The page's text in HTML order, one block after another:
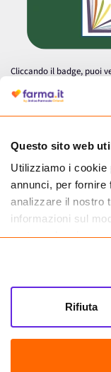
Questo sito web
Utilizziamo i cookie
annunci, per fornire
analizzare il nostro
informazioni sul
partner che si
informazioni che
tuo utilizzo dei loro
Rifiuta
Cliccando il badge, puoi
autorizzata dal
medicinali.
Farma.it S.a.s. P. IVA
CREDITS
Sede legale Via delle